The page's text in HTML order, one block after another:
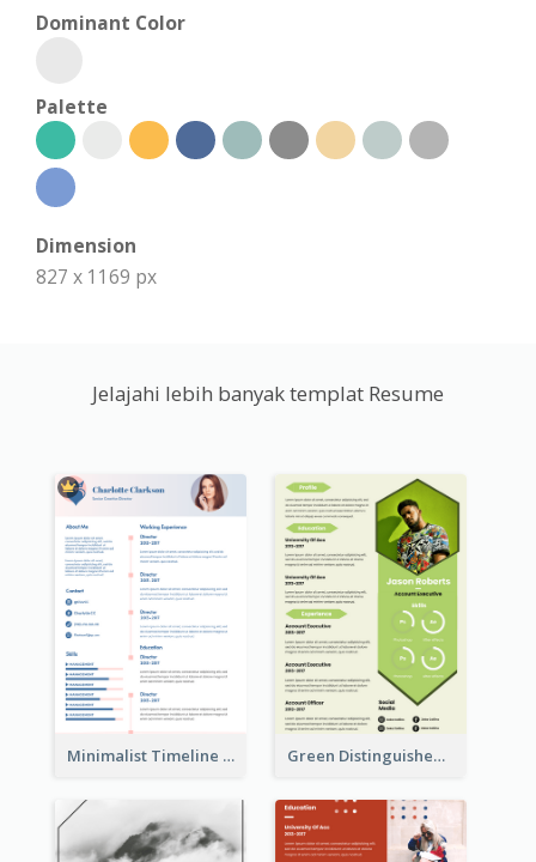
Dominant Color
Palette
Dimension
827 x 1169 px
Jelajahi lebih banyak templat Resume
Minimalist Timeline Medical Student Resume Green Distinguished Resume